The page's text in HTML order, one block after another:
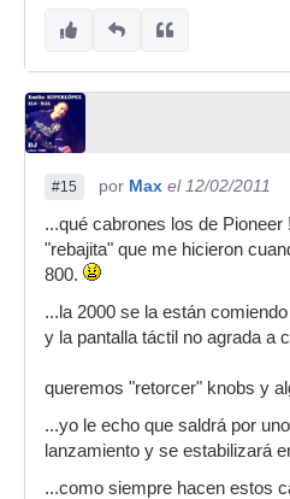
#15 por Max el 12/02/2011
...qué cabrones los de Pioneer
"rebajita" que me hicieron
800.
...la 2000 se la están
y la pantalla táctil no agrada a
queremos "retorcer" knobs y
...yo le echo que saldrá por
lanzamiento y se estabilizará
...como siempre hacen estos